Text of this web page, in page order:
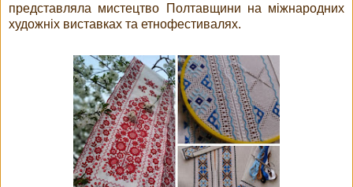
представляла мистецтво Полтавщини на міжнародних
художніх виставках та етнофестивалях.